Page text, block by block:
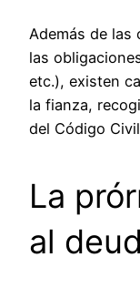
Además de las
las
etc.), existen
la fianza,
del Código
La
al